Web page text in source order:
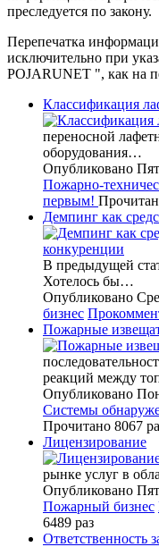
преследуется по закону.
Перепечатка
исключительно при
POJARUNET ", как на
Классификация
переносной
оборудования…
Опубликовано
Пожарно-
первым!
Демпинг как
В предыдущей
Хотелось бы…
Опубликовано
бизнес
Пожарные
реакций между
Опубликовано
Системы
Прочитано 8067
Лицензирование
рынке услуг в
Опубликовано
Пожарный бизнес
6489 раз
Ответственность